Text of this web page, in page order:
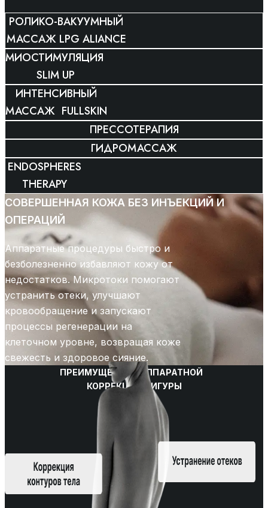
РОЛИКО-ВАКУУМНЫЙ
МАССАЖ LPG ALIANCE
МИОСТИМУЛЯЦИЯ
SLIM UP
ИНТЕНСИВНЫЙ
МАССАЖ FULLSKIN
ПРЕССОТЕРАПИЯ
ГИДРОМАССАЖ
ENDOSPHERES
THERAPY
СОВЕРШЕННАЯ КОЖА БЕЗ ИНЪЕКЦИЙ И
ОПЕРАЦИЙ
Аппаратные процедуры быстро и
безболезненно избавляют кожу от
недостатков. Микротоки помогают
устранить отеки, улучшают
кровообращение и запускают
процессы регенерации на
клеточном уровне, возвращая коже
свежесть и здоровое сияние.
ПРЕИМУЩЕСТВА АППАРАТНОЙ
КОРРЕКЦИИ ФИГУРЫ